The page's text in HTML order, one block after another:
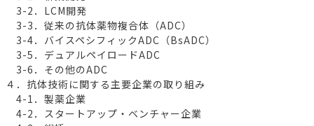
3-2．LCM開発
3-3．従来の抗体薬物複合体（ADC）
3-4．バイスペシフィックADC（BsADC）
3-5．デュアルペイロードADC
3-6．その他のADC
４．抗体技術に関する主要企業の取り組み
4-1．製薬企業
4-2．スタートアップ・ベンチャー企業